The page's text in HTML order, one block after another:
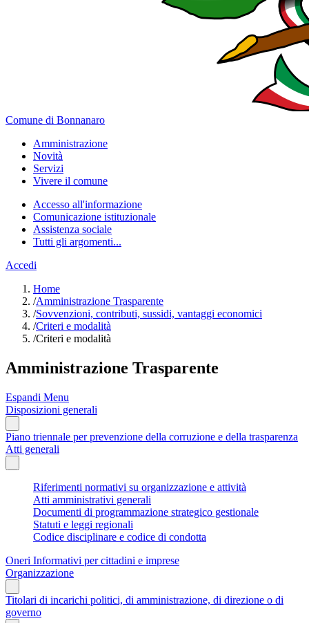
Comune di Bonnanaro
Amministrazione
Novità
Servizi
Vivere il comune
Accesso all'informazione
Comunicazione istituzionale
Assistenza sociale
Tutti gli argomenti...
Accedi
Home
/Amministrazione Trasparente
/Sovvenzioni, contributi, sussidi, vantaggi economici
/Criteri e modalità
/Criteri e modalità
Amministrazione Trasparente
Espandi Menu
Disposizioni generali
Piano triennale per prevenzione della corruzione e della trasparenza
Atti generali
Riferimenti normativi su organizzazione e attività
Atti amministrativi generali
Documenti di programmazione strategico gestionale
Statuti e leggi regionali
Codice disciplinare e codice di condotta
Oneri Informativi per cittadini e imprese
Organizzazione
Titolari di incarichi politici, di amministrazione, di direzione o di
governo